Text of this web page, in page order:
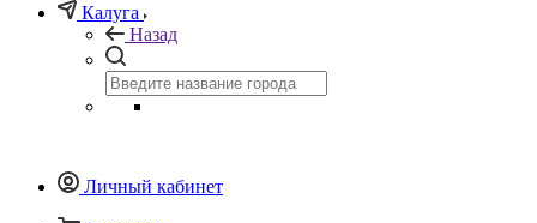
Калуга
Назад
Личный кабинет